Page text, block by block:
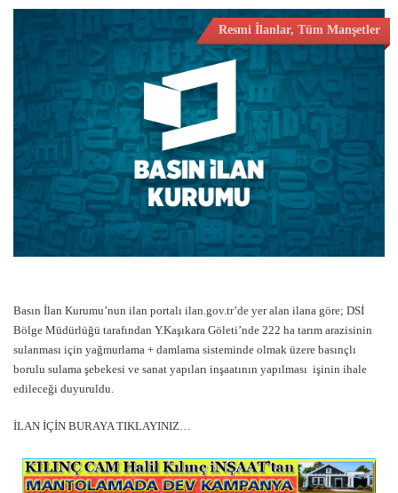
Resmi İlanlar, Tüm Manşetler
Basın İlan Kurumu’nun ilan portalı ilan.gov.tr’de yer alan ilana göre; DSİ
Bölge Müdürlüğü tarafından Y.Kaşıkara Göleti’nde 222 ha tarım arazisinin
sulanması için yağmurlama + damlama sisteminde olmak üzere basınçlı
borulu sulama şebekesi ve sanat yapıları inşaatının yapılması işinin ihale
edileceği duyuruldu.
İLAN İÇİN BURAYA TIKLAYINIZ…